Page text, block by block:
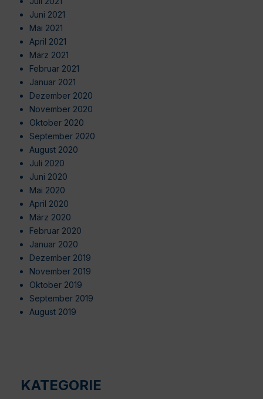
Juni 2021
Mai 2021
April 2021
März 2021
Februar 2021
Januar 2021
Dezember 2020
November 2020
Oktober 2020
September 2020
August 2020
Juli 2020
Juni 2020
Mai 2020
April 2020
März 2020
Februar 2020
Januar 2020
Dezember 2019
November 2019
Oktober 2019
September 2019
August 2019
KATEGORIE